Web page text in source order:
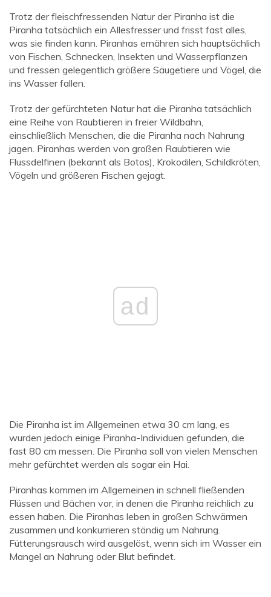
Trotz der fleischfressenden Natur der Piranha ist die
Piranha tatsächlich ein Allesfresser und frisst fast alles,
was sie finden kann. Piranhas ernähren sich hauptsächlich
von Fischen, Schnecken, Insekten und Wasserpflanzen
und fressen gelegentlich größere Säugetiere und Vögel, die
ins Wasser fallen.
Trotz der gefürchteten Natur hat die Piranha tatsächlich
eine Reihe von Raubtieren in freier Wildbahn,
einschließlich Menschen, die die Piranha nach Nahrung
jagen. Piranhas werden von großen Raubtieren wie
Flussdelfinen (bekannt als Botos), Krokodilen, Schildkröten,
Vögeln und größeren Fischen gejagt.
ad
Die Piranha ist im Allgemeinen etwa 30 cm lang, es
wurden jedoch einige Piranha-Individuen gefunden, die
fast 80 cm messen. Die Piranha soll von vielen Menschen
mehr gefürchtet werden als sogar ein Hai.
Piranhas kommen im Allgemeinen in schnell fließenden
Flüssen und Bächen vor, in denen die Piranha reichlich zu
essen haben. Die Piranhas leben in großen Schwärmen
zusammen und konkurrieren ständig um Nahrung.
Fütterungsrausch wird ausgelöst, wenn sich im Wasser ein
Mangel an Nahrung oder Blut befindet.